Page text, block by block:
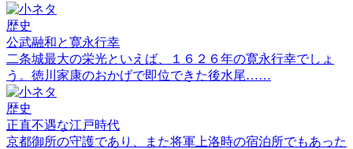
歴史
公武融和と寛永行幸
二条城最大の栄光といえば、１６２６年の寛永行幸でしょ
う。徳川家康のおかげで即位できた後水尾……
歴史
正直不遇な江戸時代
京都御所の守護であり、また将軍上洛時の宿泊所でもあった